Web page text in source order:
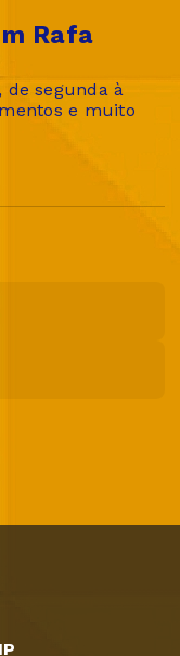
Rafa
de segunda à
e muito